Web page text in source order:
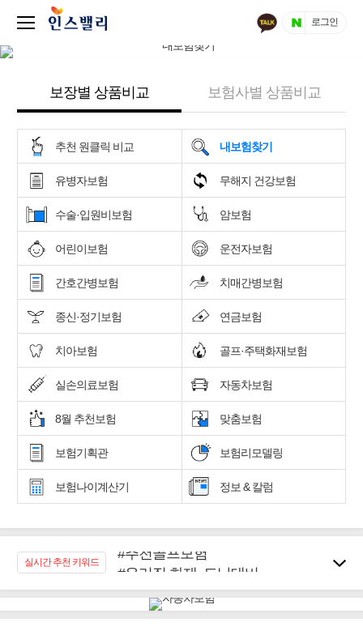
로그인
보장별 상품비교 보험사별 상품비교
추천 원클릭 비교 내보험찾기
유병자보험 무해지 건강보험
수술·입원비보험 암보험
어린이보험 운전자보험
간호간병보험 치매간병보험
종신·정기보험 연금보험
치아보험 골프·주택화재보험
실손의료보험 자동차보험
8월 추천보험 맞춤보험
보험기획관 보험리모델링
보험나이계산기 정보 & 칼럼
실시간 추천 키워드
#우리집 화재, 도난대비
#임플란트, 치아치료보장